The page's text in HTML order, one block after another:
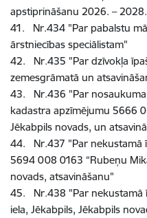
apstiprināšanu 2026. –
41. Nr.434 "Par pabalstu
ārstniecības speciālistam"
42. Nr.435 "Par dzīvokļa
zemesgrāmatā un
43. Nr.436 "Par nosaukuma
kadastra apzīmējumu 5666
Jēkabpils novads, un
44. Nr.437 "Par nekustamā
5694 008 0163 “Rubeņu
novads, atsavināšanu"
45. Nr.438 "Par nekustamā
iela, Jēkabpils, Jēkabpils